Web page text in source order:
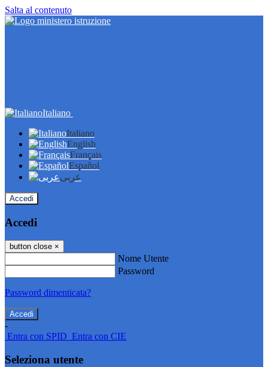
Salta al contenuto
Italiano
Italiano
English
Français
Español
عربى
Accedi
Accedi
button close ×
Nome Utente
Password
Password dimenticata?
-
Entra con SPID Entra con CIE
Seleziona utente